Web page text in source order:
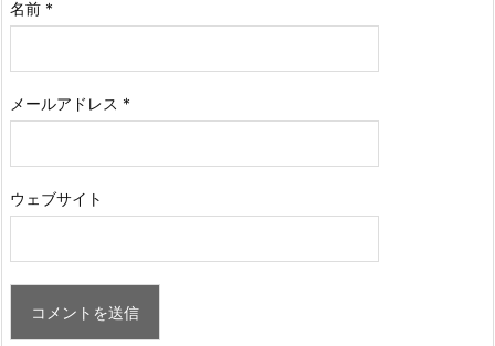
名前 *
メールアドレス *
ウェブサイト